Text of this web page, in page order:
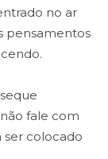
no ar
pensamentos
fale com
colocado